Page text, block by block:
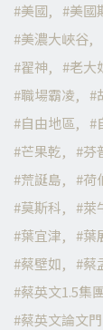
美國
美國
美濃大峽谷
翟神
老大
職場霸凌
自由地區
芒果乾
芬
荒誕島
荷
莫斯科
萊
葉宜津
葉
蔡壁如
蔡
蔡英文1.5集
蔡英文論文門